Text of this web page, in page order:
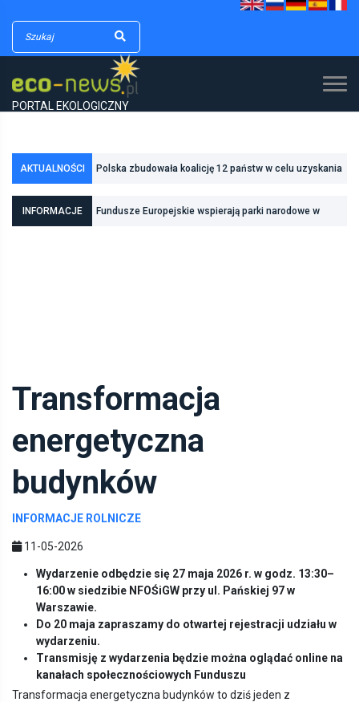
PORTAL EKOLOGICZNY
AKTUALNOŚCI Polska zbudowała koalicję 12 państw w celu uzyskania
INFORMACJE Fundusze Europejskie wspierają parki narodowe w
Transformacja
energetyczna
budynków
INFORMACJE ROLNICZE
11-05-2026
Wydarzenie odbędzie się 27 maja 2026 r. w godz. 13:30–
16:00 w siedzibie NFOŚiGW przy ul. Pańskiej 97 w
Warszawie.
Do 20 maja zapraszamy do otwartej rejestracji udziału w
wydarzeniu.
Transmisję z wydarzenia będzie można oglądać online na
kanałach społecznościowych Funduszu
Transformacja energetyczna budynków to dziś jeden z